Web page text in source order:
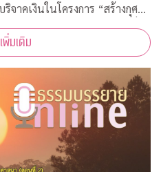
าคเงินในโครงการ “สร้างกุศล
ากรทางการแพทย์และชุมชนที่
พิ่มเติม